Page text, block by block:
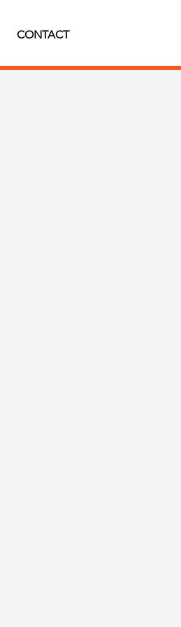
CONTACT